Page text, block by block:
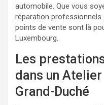
automobile. Que vous
réparation professionnels
points de vente sont là
Luxembourg.
Les
dans un
Grand-Duché